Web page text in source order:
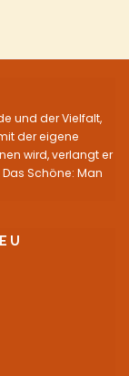
und der Vielfalt,
der eigene
wird, verlangt er
Schöne: Man